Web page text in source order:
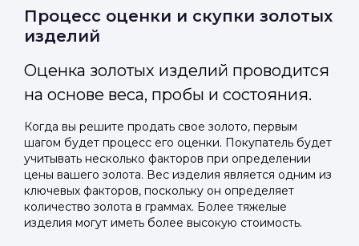
Процесс оценки и скупки золотых
изделий
Оценка золотых изделий проводится
на основе веса, пробы и состояния.
Когда вы решите продать свое золото, первым
шагом будет процесс его оценки. Покупатель будет
учитывать несколько факторов при определении
цены вашего золота. Вес изделия является одним из
ключевых факторов, поскольку он определяет
количество золота в граммах. Более тяжелые
изделия могут иметь более высокую стоимость.